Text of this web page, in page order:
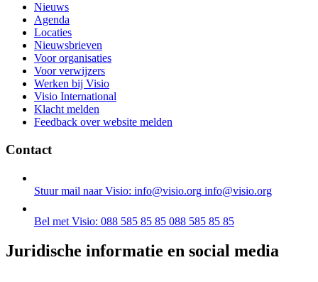
Nieuws
Agenda
Locaties
Nieuwsbrieven
Voor organisaties
Voor verwijzers
Werken bij Visio
Visio International
Klacht melden
Feedback over website melden
Contact
Stuur mail naar Visio: info@visio.org info@visio.org
Bel met Visio: 088 585 85 85 088 585 85 85
Juridische informatie en social media